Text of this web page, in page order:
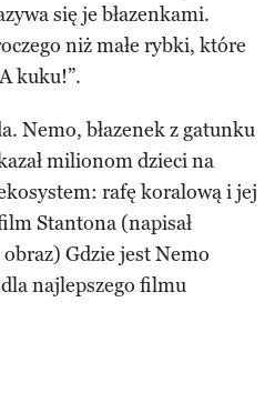
się je błazenkami.
niż małe rybki, które
kuku!”.
Nemo, błazenek z gatunku
milionom dzieci na
rafę koralową i jej
Stantona (napisał
Gdzie jest Nemo
najlepszego filmu